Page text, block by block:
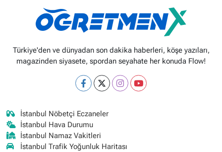
Türkiye'den ve dünyadan son dakika haberleri, köşe yazıları,
magazinden siyasete, spordan seyahate her konuda Flow!
İstanbul Nöbetçi Eczaneler
İstanbul Hava Durumu
İstanbul Namaz Vakitleri
İstanbul Trafik Yoğunluk Haritası